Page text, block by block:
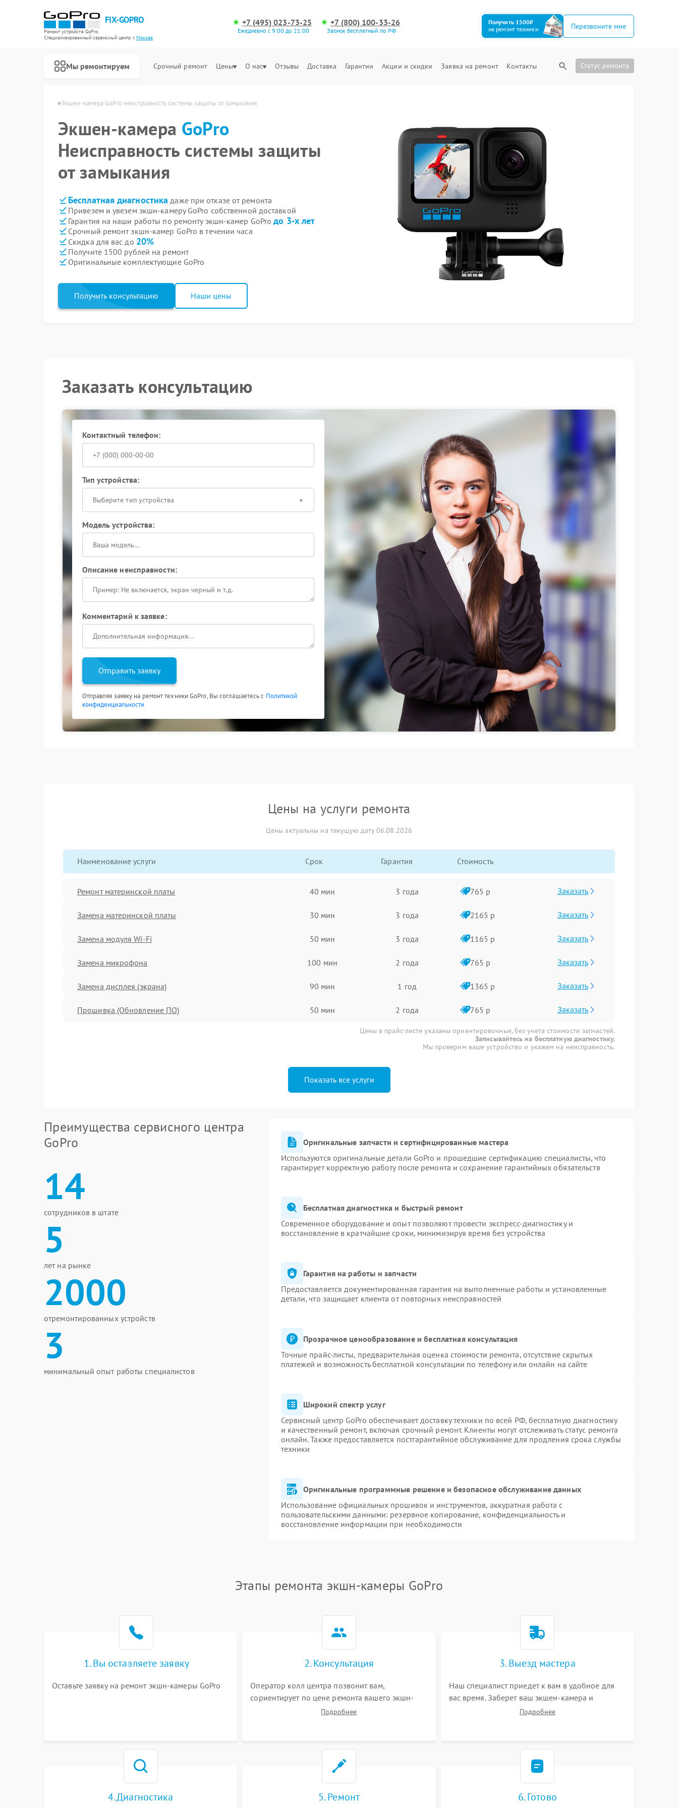
FIX-GOPRO
Ремонт устройств GoPro
Специализированный cервисный центр г.Москва
+7 (495) 023-73-25
Ежедневно с 9:00 до 21:00
+7 (800) 100-33-26
Звонок бесплатный по РФ
Получить 1500₽
на ремонт техники
Перезвоните мне
Мы ремонтируем Срочный ремонт Цены О нас Отзывы Доставка Гарантии Акции и скидки Заявка на ремонт Контакты Статус ремонта
Экшен-камера GoPro неисправность системы защиты от замыкания
Экшен-камера GoPro
Неисправность системы защиты
от замыкания
Бесплатная диагностика даже при отказе от ремонта
Привезем и увезем экшн-камеру GoPro собственной доставкой
Гарантия на наши работы по ремонту экшн-камер GoProдо 3-х лет
Срочный ремонт экшн-камер GoPro в течении часа
Скидка для вас до 20%
Получите 1500 рублей на ремонт
Оригинальные комплектующие GoPro
Получить консультацию Наши цены
Заказать консультацию
Контактный телефон:
Тип устройства:
Выберите тип устройства
Модель устройства:
Описание неисправности:
Комментарий к заявке:
Отправить заявку
Отправляя заявку на ремонт техники GoPro, Вы соглашаетесь с Политикой
конфиденциальности
Цены на услуги ремонта
Цены актуальны на текущую дату 06.08.2026
Наименование услуги Срок Гарантия Стоимость
Ремонт материнской платы 40 мин 3 года 765 р Заказать
Замена материнской платы 30 мин 3 года 2165 р Заказать
Замена модуля Wi-Fi 50 мин 3 года 1165 р Заказать
Замена микрофона 100 мин 2 года 765 р Заказать
Замена дисплея (экрана) 90 мин 1 год 1365 р Заказать
Прошивка (Обновление ПО) 50 мин 2 года 765 р Заказать
Цены в прайс-листе указаны ориентировочные, без учета стоимости запчастей.
Записывайтесь на бесплатную диагностику.
Мы проверим ваше устройство и укажем на неисправность.
Показать все услуги
Преимущества сервисного центра
GoPro
14
сотрудников в штате
5
лет на рынке
2000
отремонтированных устройств
3
минимальный опыт работы специалистов
Оригинальные запчасти и сертифицированные мастера
Используются оригинальные детали GoPro и прошедшие сертификацию специалисты, что
гарантирует корректную работу после ремонта и сохранение гарантийных обязательств
Бесплатная диагностика и быстрый ремонт
Современное оборудование и опыт позволяют провести экспресс-диагностику и
восстановление в кратчайшие сроки, минимизируя время без устройства
Гарантия на работы и запчасти
Предоставляется документированная гарантия на выполненные работы и установленные
детали, что защищает клиента от повторных неисправностей
Прозрачное ценообразование и бесплатная консультация
Точные прайс-листы, предварительная оценка стоимости ремонта, отсутствие скрытых
платежей и возможность бесплатной консультации по телефону или онлайн на сайте
Широкий спектр услуг
Сервисный центр GoPro обеспечивает доставку техники по всей РФ, бесплатную диагностику
и качественный ремонт, включая срочный ремонт. Клиенты могут отслеживать статус ремонта
онлайн. Также предоставляется постгарантийное обслуживание для продления срока службы
техники
Оригинальные программные решение и безопасное обслуживание данных
Использование официальных прошивок и инструментов, аккуратная работа с
пользовательскими данными: резервное копирование, конфиденциальность и
восстановление информации при необходимости
Этапы ремонта экшн-камеры GoPro
1. Вы оставляете заявку
Оставьте заявку на ремонт экшн-камеры GoPro
2. Консультация
Оператор колл центра позвонит вам,
сориентирует по цене ремонта вашего экшн-
камеры а также ответит на все ваши вопросы.
Подробнее
3. Выезд мастера
Наш специалист приедет к вам в удобное для
вас время. Заберет ваш экшен-камера и
привезет на склад для диагностики.
Подробнее
4. Диагностика 5. Ремонт 6. Готово